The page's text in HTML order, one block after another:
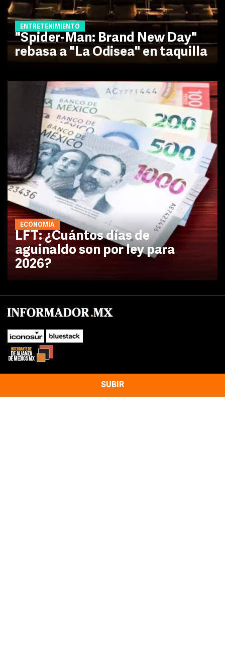
ENTRETENIMIENTO
"Spider-Man: Brand New Day"
rebasa a "La Odisea" en taquilla
ECONOMÍA
LFT: ¿Cuántos días de
aguinaldo son por ley para
2026?
SUBIR